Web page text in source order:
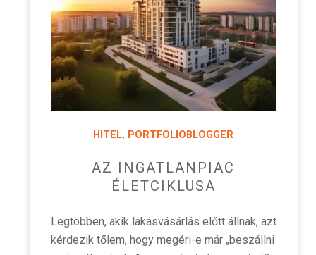
HITEL, PORTFOLIOBLOGGER
AZ INGATLANPIAC
ÉLETCIKLUSA
Legtöbben, akik lakásvásárlás előtt állnak, azt
kérdezik tőlem, hogy megéri-e már „beszállni